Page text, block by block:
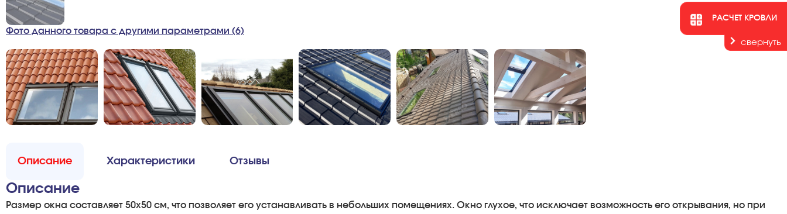
РАСЧЕТ КРОВЛИ
свернуть
Фото данного товара с другими параметрами (6)
Описание Характеристики Отзывы
Описание
Размер окна составляет 50x50 см, что позволяет его устанавливать в небольших помещениях. Окно глухое, что исключает возможность его открывания, но при